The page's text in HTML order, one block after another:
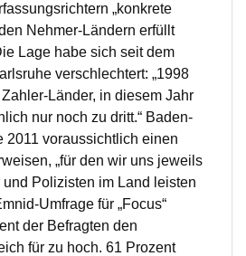
„konkrete
Nehmer-Ländern erfüllt
Lage habe sich seit dem
verschlechtert: „1998
Länder, in diesem Jahr
nur noch zu dritt.“ Baden-
2011 voraussichtlich einen
„für den wir uns jeweils
Polizisten im Land leisten
Umfrage für „Focus“
der Befragten den
für zu hoch. 61 Prozent